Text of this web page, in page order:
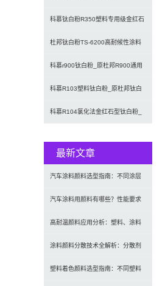
CHEMOURS(原杜邦)氯化法
科慕钛白粉R350塑料专用级金红石
型二氧化钛颜料淳泰TM R
杜邦钛白粉TS-6200高耐候性涂料
用钛白粉
科慕r900钛白粉_原杜邦R900通用
型金红石型二氧化钛颜料
科慕R103塑料钛白粉_原杜邦钛白
粉Ti-Pure R-10
科慕R104氯化法金红石型钛白粉_
最新文章
汽车涂料颜料选型指南：不同涂层
应用要求、OEM与修补漆用颜料
汽车涂料用颜料有哪些？性能要求
及常用颜料类型介绍
高耐温颜料应用分析：塑料、涂料
及工程材料的选型原则与行业实践
涂料颜料分散技术全解析：分散剂
选型、研磨工艺及常见问题解决
塑料着色颜料选型指南：不同塑料